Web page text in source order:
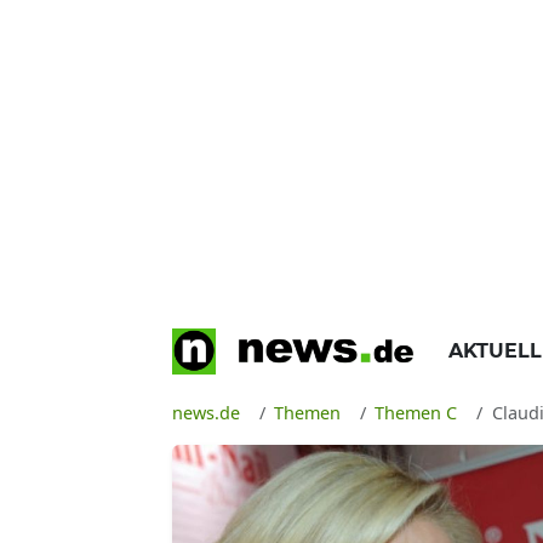
news.de Themen Themen C